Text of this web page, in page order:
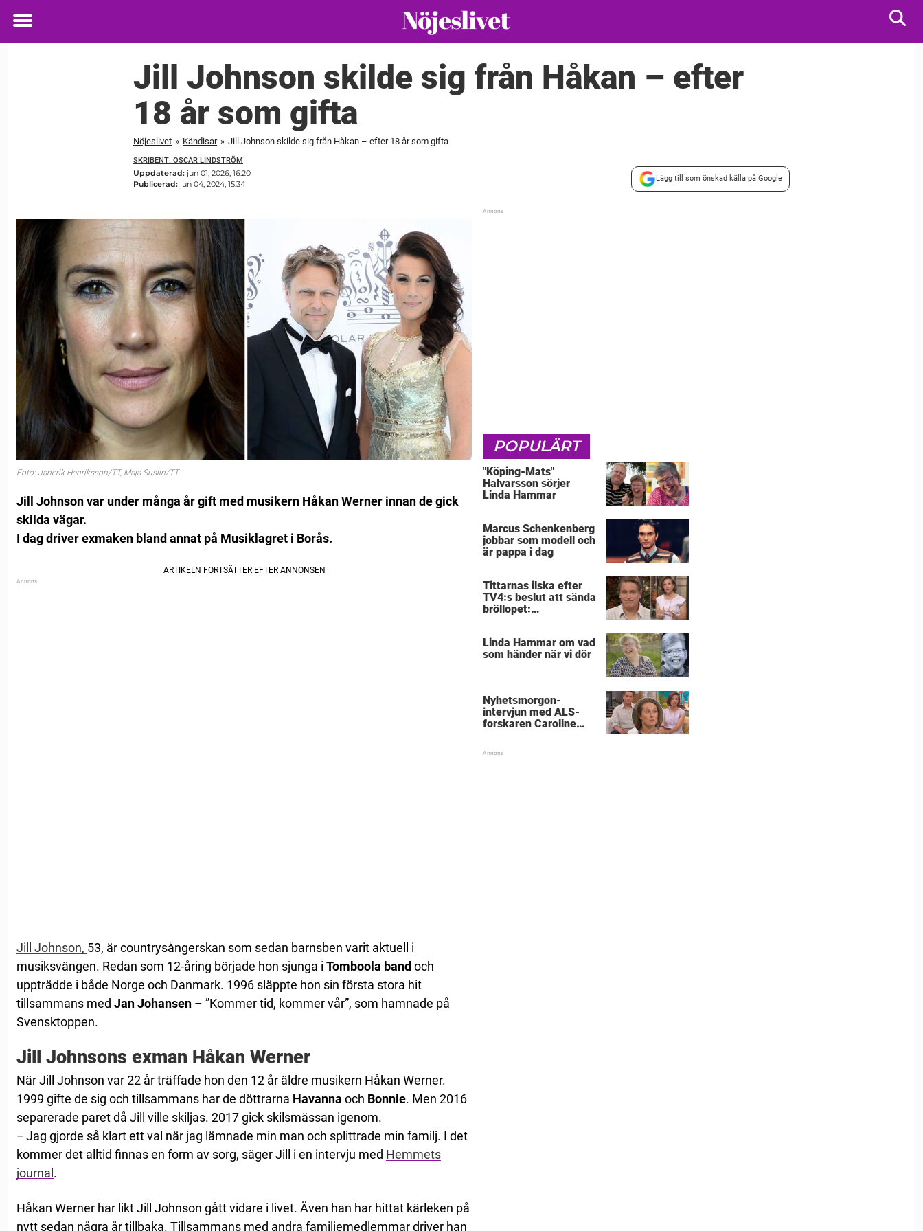
Toggle
Jill Johnson skilde sig från Håkan – efter
18 år som gifta
Nöjeslivet » Kändisar » Jill Johnson skilde sig från Håkan – efter 18 år som gifta
SKRIBENT: OSCAR LINDSTRÖM
Uppdaterad: jun 01, 2026, 16:20
Publicerad: jun 04, 2024, 15:34
Lägg till som önskad källa på Google
Foto: Janerik Henriksson/TT, Maja Suslin/TT
Jill Johnson var under många år gift med musikern Håkan Werner innan de gick
skilda vägar.
I dag driver exmaken bland annat på Musiklagret i Borås.
Jill Johnson, 53, är countrysångerskan som sedan barnsben varit aktuell i
musiksvängen. Redan som 12-åring började hon sjunga i Tomboola band och
uppträdde i både Norge och Danmark. 1996 släppte hon sin första stora hit
tillsammans med Jan Johansen – ”Kommer tid, kommer vår”, som hamnade på
Svensktoppen.
Jill Johnsons exman Håkan Werner
När Jill Johnson var 22 år träffade hon den 12 år äldre musikern Håkan Werner.
1999 gifte de sig och tillsammans har de döttrarna Havanna och Bonnie. Men 2016
separerade paret då Jill ville skiljas. 2017 gick skilsmässan igenom.
− Jag gjorde så klart ett val när jag lämnade min man och splittrade min familj. I det
kommer det alltid finnas en form av sorg, säger Jill i en intervju med Hemmets
journal .
Håkan Werner har likt Jill Johnson gått vidare i livet. Även han har hittat kärleken på
nytt sedan några år tillbaka. Tillsammans med andra familjemedlemmar driver han
POPULÄRT
"Köping-Mats"
Halvarsson sörjer
Linda Hammar
Marcus Schenkenberg
jobbar som modell och
är pappa i dag
Tittarnas ilska efter
TV4:s beslut att sända
bröllopet:
Linda Hammar om vad
som händer när vi dör
Nyhetsmorgon-
intervjun med ALS-
forskaren Caroline